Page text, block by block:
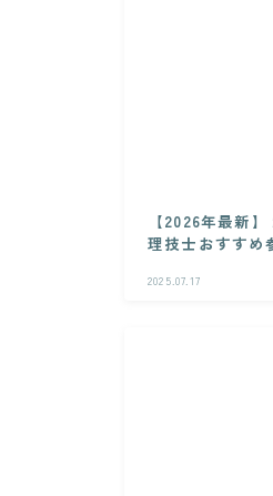
【2026年最新
理技士おすすめ
2025.07.17